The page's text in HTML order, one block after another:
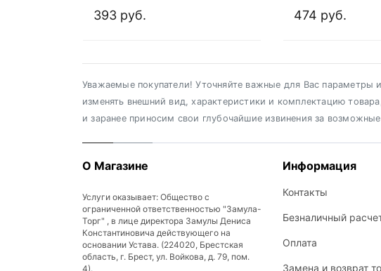
393 руб. 474 руб.
Уважаемые покупатели! Уточняйте важные для Вас параметры
изменять внешний вид, характеристики и комплектацию
и заранее приносим свои глубочайшие извинения за
О Магазине
Услуги оказывает: Общество с
ограниченной ответственностью "Замула-
Торг" , в лице директора Замулы Дениса
Константиновича действующего на
основании Устава. (224020, Брестская
область, г. Брест, ул. Войкова, д. 79, пом.
4).
Информация
Контакты
Безналичный
Оплата
Замена и возврат